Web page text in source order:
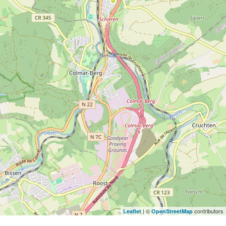
Leaflet | © OpenStreetMap contributors